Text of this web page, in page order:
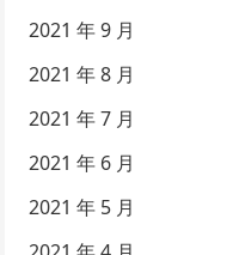
2021 年 9 月
2021 年 8 月
2021 年 7 月
2021 年 6 月
2021 年 5 月